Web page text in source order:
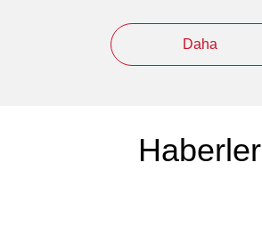
Daha
Haberler